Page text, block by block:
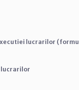
lucrarilor
lucrarilor